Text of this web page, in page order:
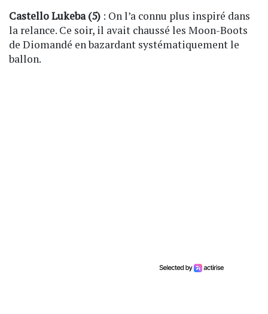
Castello Lukeba (5) : On l’a connu plus inspiré dans
la relance. Ce soir, il avait chaussé les Moon-Boots
de Diomandé en bazardant systématiquement le
ballon.